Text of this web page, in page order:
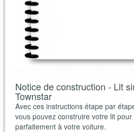
Notice de construction - Lit
Townstar
Avec ces instructions étape par
vous pouvez construire votre lit
parfaitement à votre voiture.